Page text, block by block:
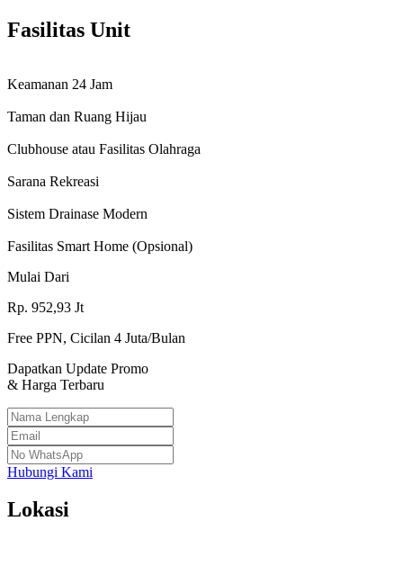
Fasilitas Unit
Keamanan 24 Jam
Taman dan Ruang Hijau
Clubhouse atau Fasilitas Olahraga
Sarana Rekreasi
Sistem Drainase Modern
Fasilitas Smart Home (Opsional)
Mulai Dari
Rp. 952,93 Jt
Free PPN, Cicilan 4 Juta/Bulan
Dapatkan Update Promo
& Harga Terbaru
Hubungi Kami
Lokasi